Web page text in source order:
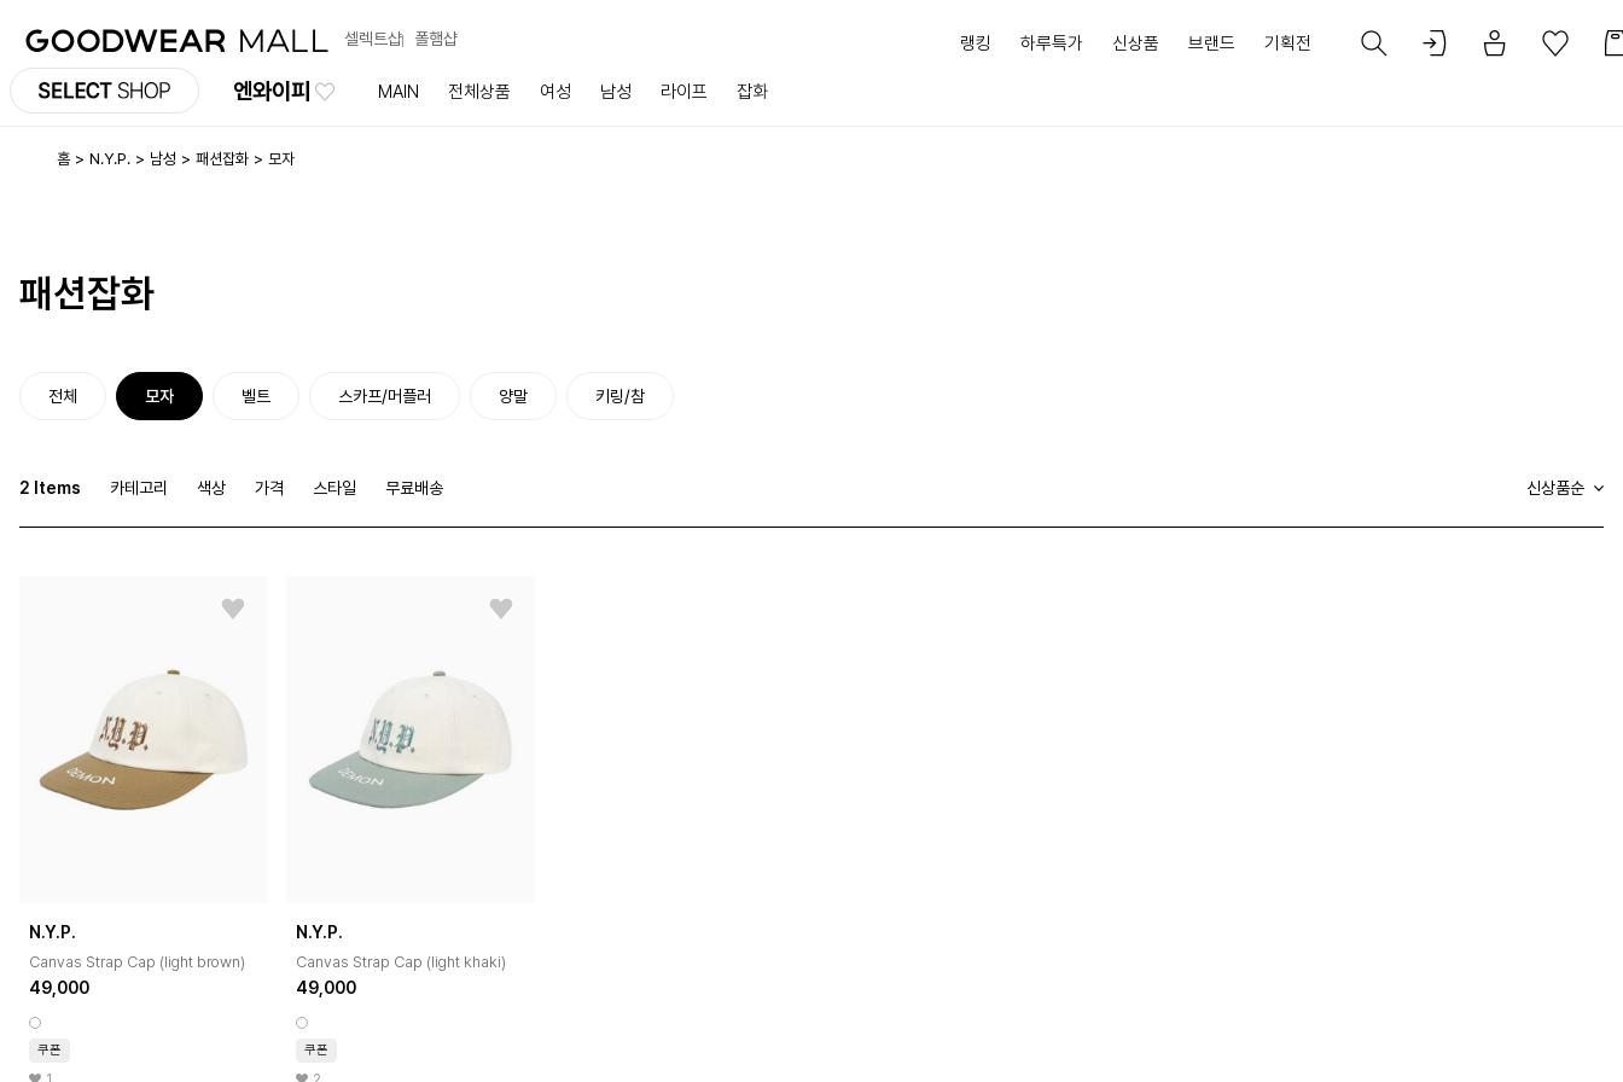
셀렉트샵 폴햄샵
엔와이피 MAIN 전체상품 여성 남성 라이프 잡화
랭킹 하루특가 신상품 브랜드 기획전
홈 N.Y.P. 남성 패션잡화 모자
패션잡화
전체 모자 벨트 스카프/머플러 양말 키링/참
2 Items 카테고리 색상 가격 스타일 무료배송 신상품순
N.Y.P.
Canvas Strap Cap (light brown)
49,000
쿠폰
N.Y.P.
Canvas Strap Cap (light khaki)
49,000
쿠폰